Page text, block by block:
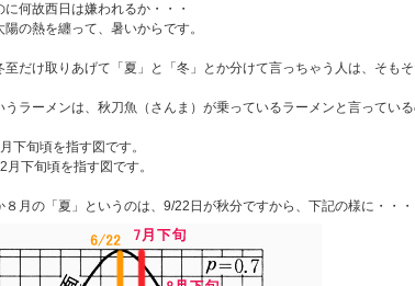
に何故西日は嫌われるか・・・
の熱を纏って、暑いからです。
至だけ取りあげて「夏」と「冬」とか分けて言っちゃう人は、そも
ラーメンは、秋刀魚（さんま）が乗っているラーメンと言ってい
下旬頃を指す図です。
下旬頃を指す図です。
月の「夏」というのは、9/22日が秋分ですから、下記の様に・・・